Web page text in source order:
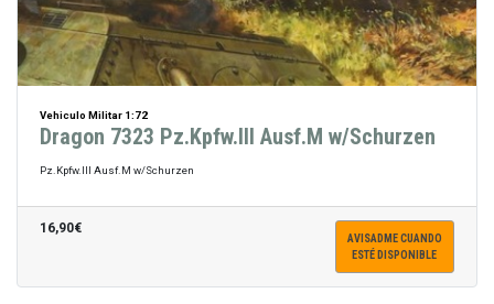
Vehiculo Militar 1:72
Dragon 7323 Pz.Kpfw.III Ausf.M w/Schurzen
Pz.Kpfw.III Ausf.M w/Schurzen
16,90€
AVISADME CUANDO
ESTÉ DISPONIBLE